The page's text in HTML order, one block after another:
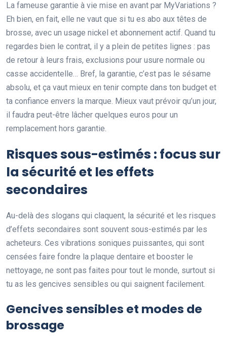
La fameuse garantie à vie mise en avant par MyVariations ?
Eh bien, en fait, elle ne vaut que si tu es abo aux têtes de
brosse, avec un usage nickel et abonnement actif. Quand tu
regardes bien le contrat, il y a plein de petites lignes : pas
de retour à leurs frais, exclusions pour usure normale ou
casse accidentelle… Bref, la garantie, c’est pas le sésame
absolu, et ça vaut mieux en tenir compte dans ton budget et
ta confiance envers la marque. Mieux vaut prévoir qu’un jour,
il faudra peut-être lâcher quelques euros pour un
remplacement hors garantie.
Risques sous-estimés : focus sur
la sécurité et les effets
secondaires
Au-delà des slogans qui claquent, la sécurité et les risques
d’effets secondaires sont souvent sous-estimés par les
acheteurs. Ces vibrations soniques puissantes, qui sont
censées faire fondre la plaque dentaire et booster le
nettoyage, ne sont pas faites pour tout le monde, surtout si
tu as les gencives sensibles ou qui saignent facilement.
Gencives sensibles et modes de
brossage